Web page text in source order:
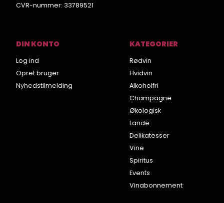
CVR-nummer: 33789521
DIN KONTO
Log ind
Opret bruger
Nyhedstilmelding
KATEGORIER
Rødvin
Hvidvin
Alkoholfri
Champagne
Økologisk
Lande
Delikatesser
Vine
Spiritus
Events
Vinabonnement